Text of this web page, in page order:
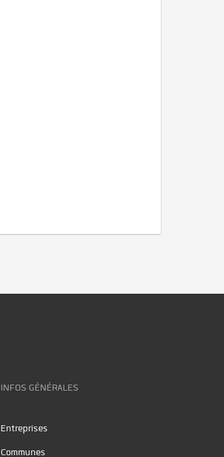
INFOS GÉNÉRALES
Entreprises
Communes